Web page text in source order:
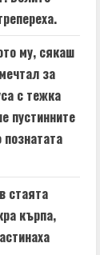
му, сякаш
за
с тежка
пустинните
стаята
кърпа,